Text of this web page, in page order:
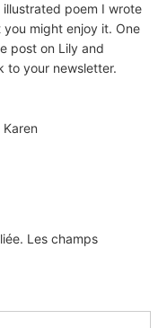
poem I wrote
might enjoy it. One
post on Lily and
to your newsletter.
Les champs